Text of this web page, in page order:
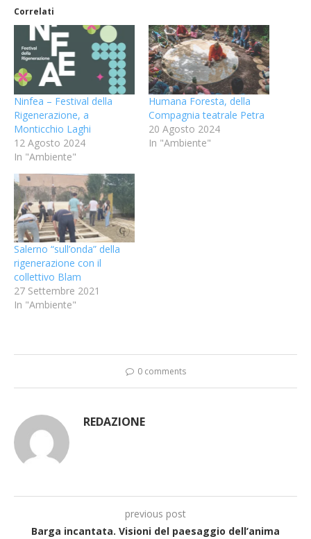
Correlati
Ninfea – Festival della
Rigenerazione, a
Monticchio Laghi
12 Agosto 2024
In "Ambiente"
Humana Foresta, della
Compagnia teatrale Petra
20 Agosto 2024
In "Ambiente"
Salerno “sull’onda” della
rigenerazione con il
collettivo Blam
27 Settembre 2021
In "Ambiente"
0 comments
REDAZIONE
previous post
Barga incantata. Visioni del paesaggio dell’anima